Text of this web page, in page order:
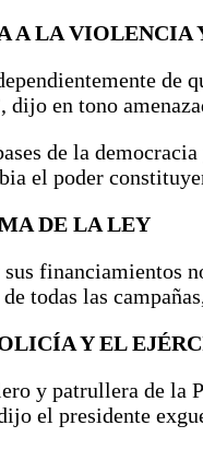
A LA
de
dijo en tono
de la
el poder
DE LA LEY
financiamientos
todas las
Y EL
y patrullera de
el presidente